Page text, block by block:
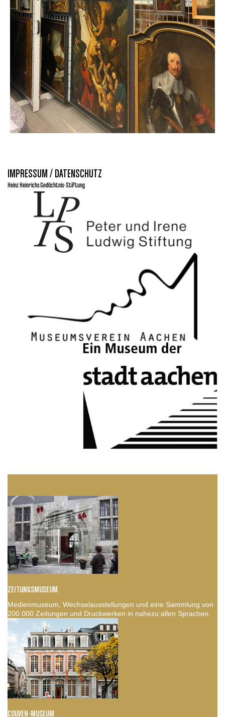
IMPRESSUM / DATENSCHUTZ
Heinz Heinrichs Gedächtnis-Stiftung
ZEITUNGSMUSEUM
Medienmuseum, Wechselausstellungen und eine Sammlung von
200.000 Zeitungen und Druckwerken in nahezu allen Sprachen.
COUVEN-MUSEUM